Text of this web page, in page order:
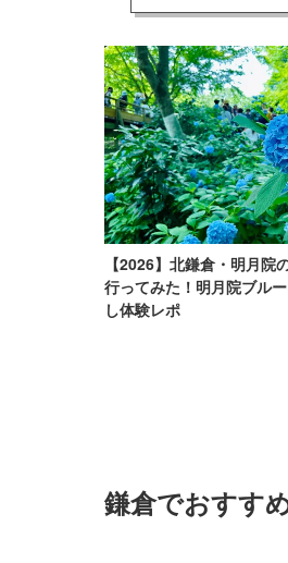
【2026】北鎌倉・明月院
行ってみた！明月院ブル
し体験レポ
鎌倉でおすす